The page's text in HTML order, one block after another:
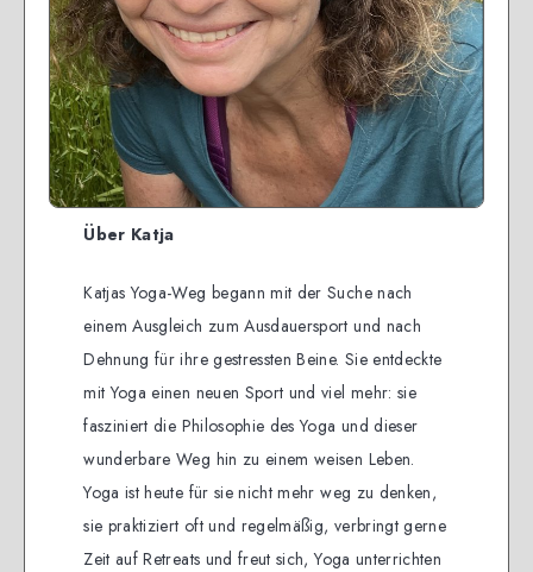
Über Katja
Katjas Yoga-Weg begann mit der Suche nach
einem Ausgleich zum Ausdauersport und nach
Dehnung für ihre gestressten Beine. Sie entdeckte
mit Yoga einen neuen Sport und viel mehr: sie
fasziniert die Philosophie des Yoga und dieser
wunderbare Weg hin zu einem weisen Leben.
Yoga ist heute für sie nicht mehr weg zu denken,
sie praktiziert oft und regelmäßig, verbringt gerne
Zeit auf Retreats und freut sich, Yoga unterrichten